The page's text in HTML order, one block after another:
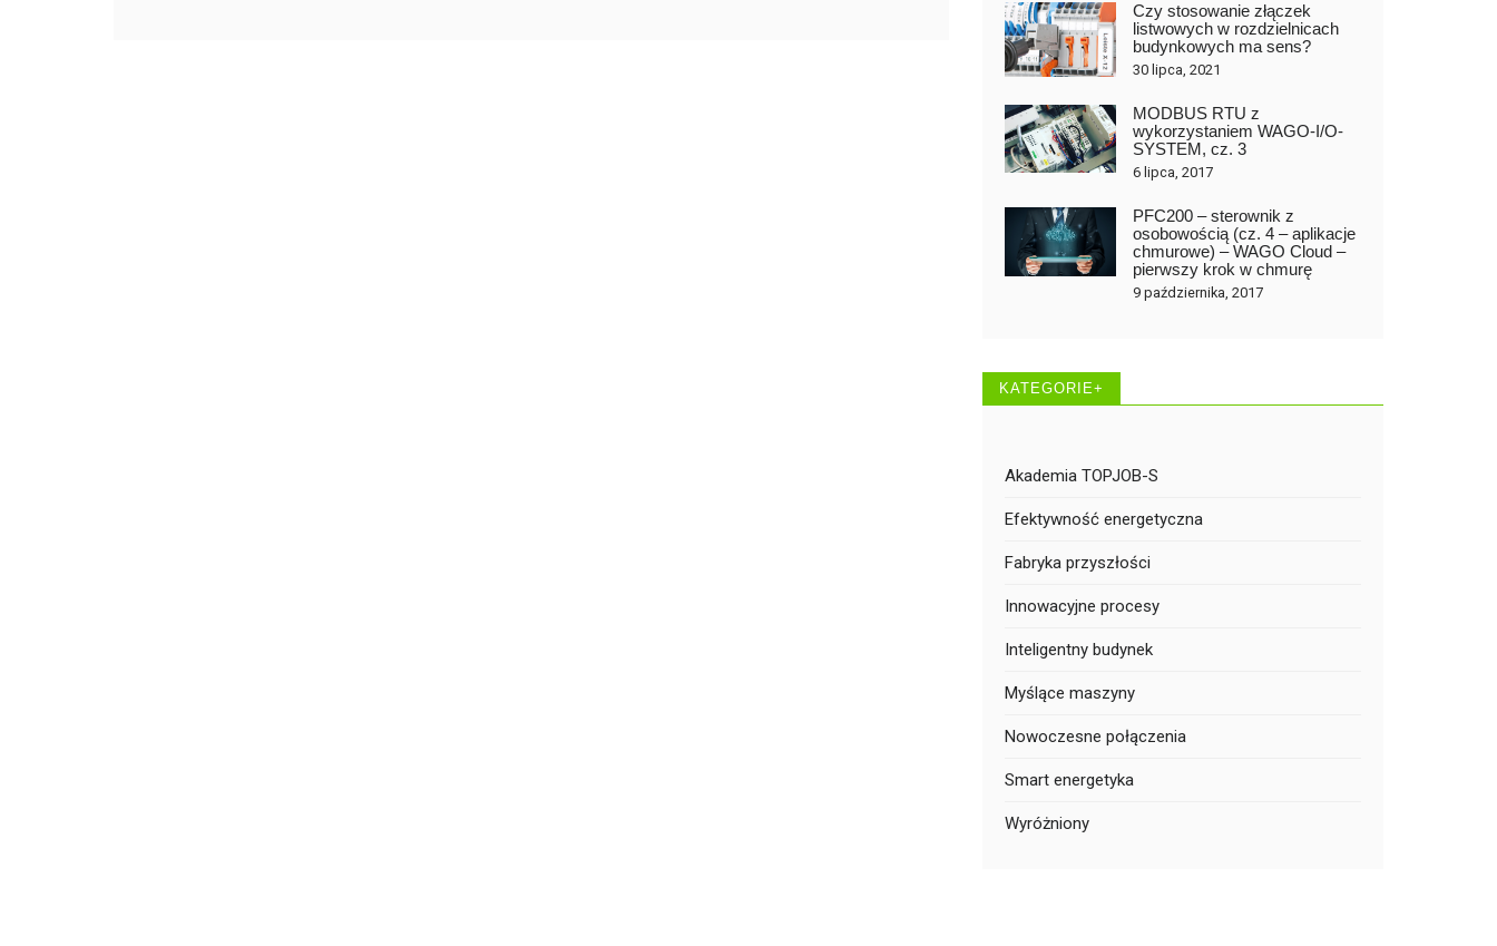
Czy stosowanie złączek
listwowych w rozdzielnicach
budynkowych ma sens?
30 lipca, 2021
MODBUS RTU z
wykorzystaniem WAGO-I/O-
SYSTEM, cz. 3
6 lipca, 2017
PFC200 – sterownik z
osobowością (cz. 4 – aplikacje
chmurowe) – WAGO Cloud –
pierwszy krok w chmurę
9 października, 2017
KATEGORIE+
Akademia TOPJOB-S
Efektywność energetyczna
Fabryka przyszłości
Innowacyjne procesy
Inteligentny budynek
Myślące maszyny
Nowoczesne połączenia
Smart energetyka
Wyróżniony